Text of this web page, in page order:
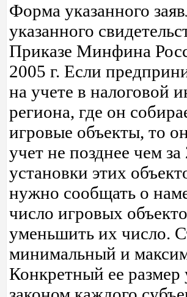
Форма указанного
указанного
Приказе Минфина
2005 г. Если
на учете в налоговой
региона, где он
игровые объекты, то
учет не позднее чем
установки этих
нужно сообщать о
число игровых
уменьшить их число.
минимальный и
Конкретный ее размер